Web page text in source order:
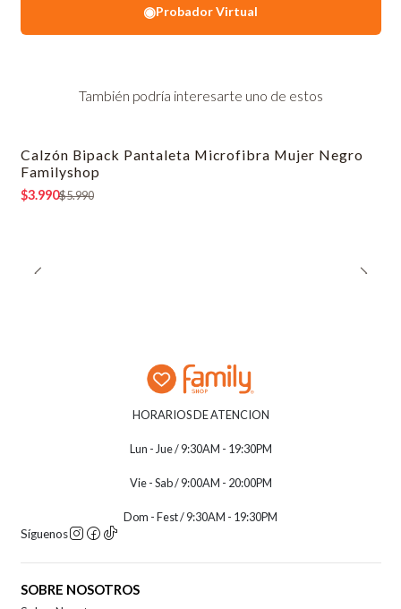
◉Probador Virtual
También podría interesarte uno de estos
-33% OFF
Calzón Bipack Pantaleta Microfibra Mujer Negro
Familyshop
$3.990$5.990
HORARIOS DE ATENCION
Lun - Jue / 9:30AM - 19:30PM
Vie - Sab / 9:00AM - 20:00PM
Dom - Fest / 9:30AM - 19:30PM
Síguenos
SOBRE NOSOTROS